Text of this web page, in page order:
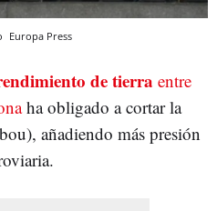
Europa Press
de tierra entre
ha obligado a cortar la
añadiendo más presión